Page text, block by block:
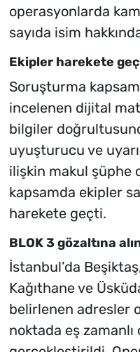
operasyonlarda
sayıda isim
Ekipler harekete
Soruşturma
incelenen dijital
bilgiler
uyuşturucu ve
ilişkin makul şüphe
kapsamda ekipler
harekete geçti.
BLOK 3 gözaltına
İstanbul’da
Kağıthane ve
belirlenen adresler
noktada eş zamanlı